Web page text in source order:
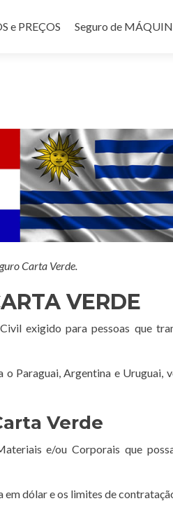
e PREÇOS Seguro de
Carta Verde.
VERDE
exigido para pessoas que
Paraguai, Argentina e Uruguai,
Verde
e/ou Corporais que
dólar e os limites de